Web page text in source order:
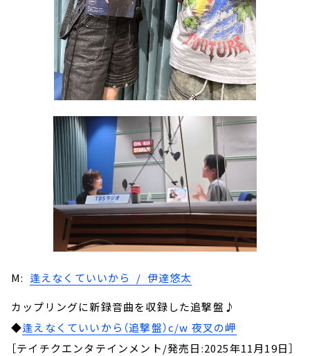
M: 逢えなくていいから / 伊達悠太
カップリングに新録音曲を収録した追撃盤♪
◆逢えなくていいから（追撃盤）c/w 夜叉の岬
［テイチクエンタテインメント/発売日:2025年11月19日］